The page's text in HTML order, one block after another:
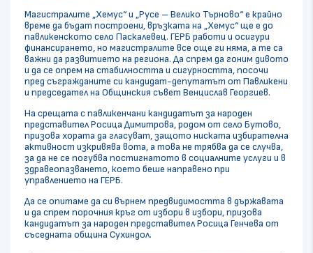
Магистралите „Хемус“ и „Русе – Велико Търново“ е крайно
време да бъдат построени, връзката на „Хемус“ ще е до
павликенското село Паскалевец. ГЕРБ работи и осигури
финансирането, но магистралите все още ги няма, а те са
важни да развитието на региона. Да спрем да гоним дивото
и да се опрем на стабилността и сигурността, посочи
пред съгражданите си кандидат-депутатът от Павликени
и председател на Общинския съвет Венцислав Георгиев.
На срещата с павликенчани кандидатът за народен
представител Росица Димитрова, родом от село Бутово,
призова хората да гласуват, защото ниската избирателна
активност изкривява вота, а това не трябва да се случва,
за да не се погубва постигнатото в социалните услуги и в
здравеопазването, което беше направено при
управлението на ГЕРБ.
Да се опитаме да си върнем предвидимостта в държавата
и да спрем порочния кръг от избори в избори, призова
кандидатът за народен представител Росица Генчева от
съседната община Сухиндол.